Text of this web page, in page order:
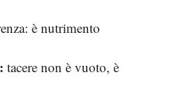
è nutrimento
tacere non è vuoto, è